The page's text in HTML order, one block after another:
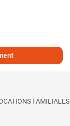
FAMILIALES